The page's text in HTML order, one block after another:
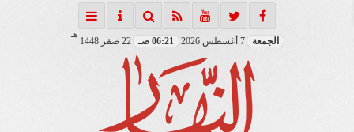
الجمعة 7 أغسطس 2026 06:21 صـ 22 صفر 1448
هـ